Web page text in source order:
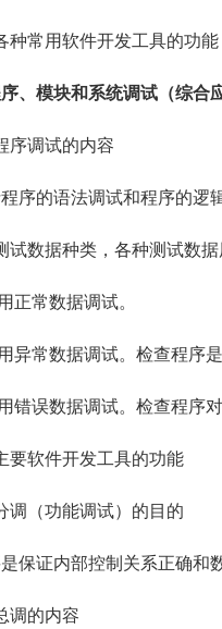
常用软件开发工具的功能
、模块和系统调试（综合
调试的内容
的语法调试和程序的逻辑
数据种类，各种测试数据
常数据调试。
常数据调试。检查程序是
误数据调试。检查程序对
软件开发工具的功能
（功能调试）的目的
证内部控制关系正确和数
的内容